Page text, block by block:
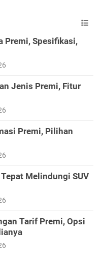
Premi, Spesifikasi,
Jenis Premi, Fitur
Premi, Pilihan
Melindungi SUV
Tarif Premi, Opsi